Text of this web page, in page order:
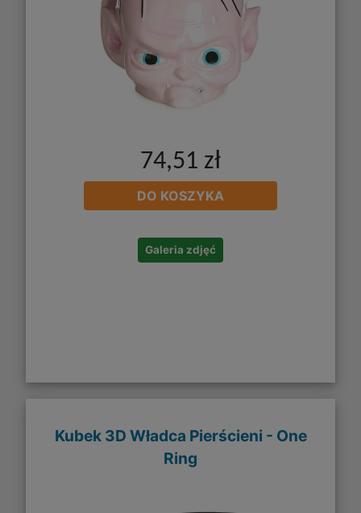
74,51 zł
DO KOSZYKA
Galeria zdjęć
Kubek 3D Władca Pierścieni - One
Ring